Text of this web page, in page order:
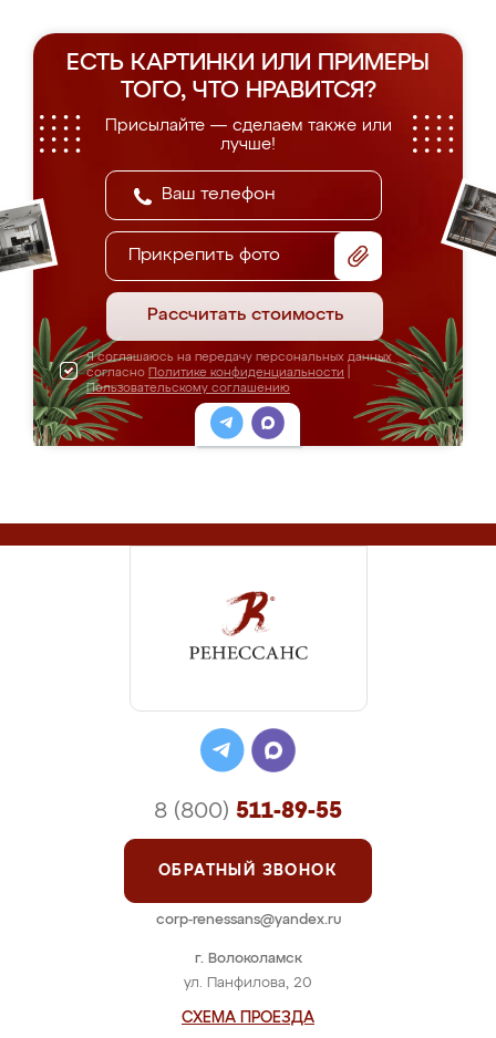
ЕСТЬ КАРТИНКИ ИЛИ ПРИМЕРЫ
ТОГО, ЧТО НРАВИТСЯ?
Присылайте — сделаем также или
лучше!
Прикрепить фото
Рассчитать стоимость
Я соглашаюсь на передачу персональных данных
согласно Политике конфиденциальности
Пользовательскому соглашению
г. Волоколамск
ул. Панфилова, 20
СХЕМА ПРОЕЗДА
8 (800) 511-89-55
ОБРАТНЫЙ ЗВОНОК
corp-renessans@yandex.ru